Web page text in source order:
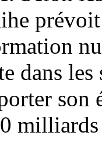
dans
son